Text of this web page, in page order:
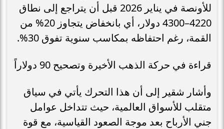
للأونصة في يناير 2026 قبل أن يتراجع إلى نطاق
4220–4300 دولار، أي بانخفاض يتجاوز 20% من
القمة، رغم احتفاظه بمكاسب سنوية تفوق 30%.
قراءة في حركة الذهب الأخيرة وتصحيح 90 دولاراً
وأشار شقير إلى أن هذا التحرك يأتي في سياق
متقلب للأسواق العالمية، حيث تتداخل عوامل
جني الأرباح بعد موجة الصعود القياسية، مع قوة